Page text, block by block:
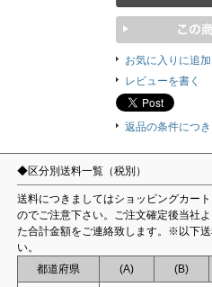
お気に入りに追加
レビューを書く
返品の条件につ
◆区分別送料一覧（税別）
送料につきましてはショッピングカー
のでご注意下さい。ご注文確定後当社
た合計金額をご連絡致します。※以下
い。
都道府県
(A) (B)